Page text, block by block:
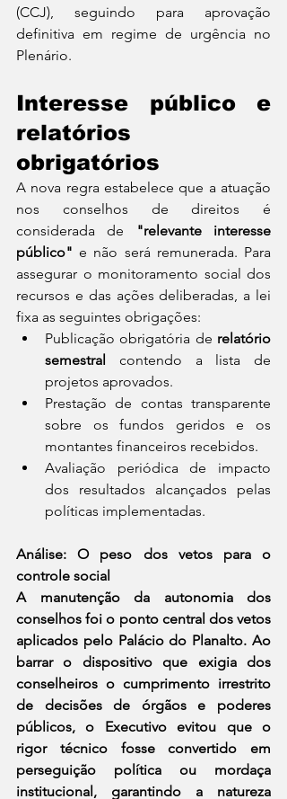
(CCJ), seguindo para aprovação
definitiva em regime de urgência no
Plenário.
Interesse público e
relatórios
obrigatórios
A nova regra estabelece que a atuação
nos conselhos de direitos é
considerada de
"relevante interesse
público" e não será remunerada. Para
assegurar o monitoramento social dos
recursos e das ações deliberadas, a lei
fixa as seguintes obrigações:
Publicação obrigatória de relatório
semestral contendo a lista de
projetos aprovados.
Prestação de contas transparente
sobre os fundos geridos e os
montantes financeiros recebidos.
Avaliação periódica de impacto
dos resultados alcançados pelas
políticas implementadas.
Análise: O peso dos vetos para o
controle social
A manutenção da autonomia dos
conselhos foi o ponto central dos vetos
aplicados pelo Palácio do Planalto. Ao
barrar o dispositivo que exigia dos
conselheiros o cumprimento irrestrito
de decisões de órgãos e poderes
públicos, o Executivo evitou que o
rigor técnico fosse convertido em
perseguição política ou mordaça
institucional, garantindo a natureza